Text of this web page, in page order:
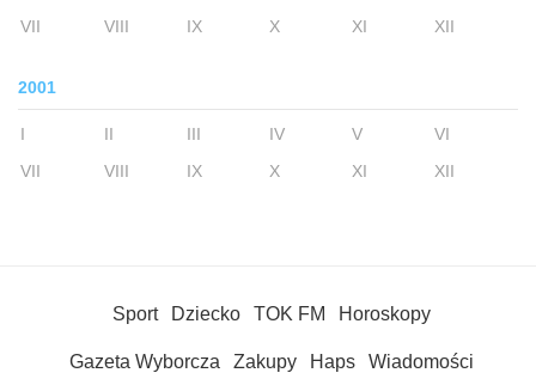
VII
VIII IX X XI XII
2001
I II III IV V
VI
VII
VIII IX X XI XII
Sport Dziecko TOK FM Horoskopy
Gazeta Wyborcza Zakupy Haps Wiadomości